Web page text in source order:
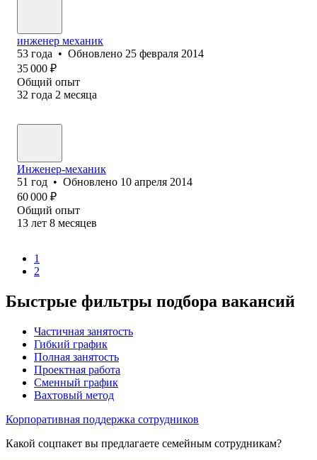
инженер механик
53 года • Обновлено 25 февраля 2014
35 000 ₽
Общий опыт
32 года 2 месяца
Инженер-механик
51 год • Обновлено 10 апреля 2014
60 000 ₽
Общий опыт
13 лет 8 месяцев
1
2
Быстрые фильтры подбора вакансий
Частичная занятость
Гибкий график
Полная занятость
Проектная работа
Сменный график
Вахтовый метод
Корпоративная поддержка сотрудников
Какой соцпакет вы предлагаете семейным сотрудникам?